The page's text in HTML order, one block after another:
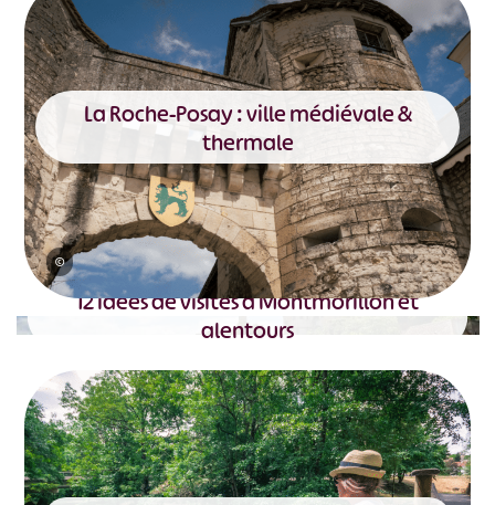
©
La Roche-Posay : ville médiévale &
thermale
© Momentum Productions / Mickaël PLANES
12 idées de visites à Montmorillon et
alentours